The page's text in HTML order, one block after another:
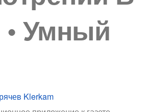
• Умный
Klerkam